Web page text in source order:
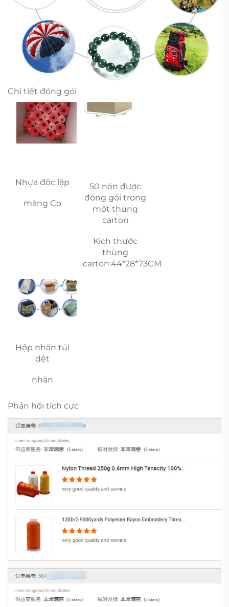
Chi tiết đóng gói
Nhựa độc lập
màng Co
50 nón được
đóng gói trong
một thùng
carton
Kích thước
thùng
Hộp nhãn túi
dệt
nhãn
Phản hồi tích cực